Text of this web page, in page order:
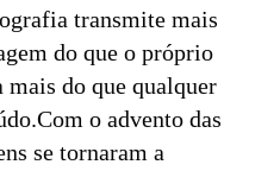
transmite mais
do que o próprio
do que qualquer
o advento das
se tornaram a